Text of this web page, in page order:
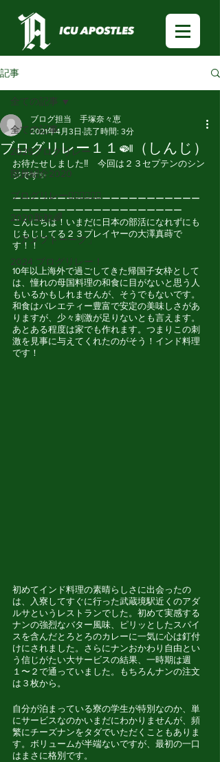
記事
全ての記事
2025ブログリレー
部員紹介2020
ブログリレー🏃🏻‍♂️🏃🏻‍♀️
2020新歓🌈
「アメフトーーク」
2024 ブログリレー！
全ての記事
ブログリレー１１🍛（しんじ）
ブログ担当 手塚奈々恵
2021年4月3日 読了時間: 3分
お待たせしました‼︎　今回は２３セプテンのシン
ジです✨
ーーーーーーーーーーーーーーーーーーーーー
ーーーーーーーーーーーーーーーーーーー
こんにちは！いまだに日本の部活になれずにも
じもじしてる２３プレイヤーの大澤真蒔で
す！！
10年以上海外で過ごしてきた帰国子女枠として
は、憧れの母国料理の和食に目がないと思う人
もいるかもしれませんが、そうでもないです。
和食はバレエティー豊富で安定の美味しさがあ
りますが、少々刺激が足りないとも言えます。
あとある程度は家でも作れます。つまりこの刺
激を見事に与えてくれたのがそう！インド料理
です！
初めてインド料理の素晴らしさに出会ったの
は、入寮してすぐに行った武蔵境駅近くのアダ
ルサというレストランでした。初めて実感する
ナンの強烈なバター風味、ピリッとしたスパイ
スを含んだとろとろのカレーに一気に心は釘付
けにされました。さらにナンおかわり自由とい
う信じがたい大サービスの結果、一時期は週
１〜２で通っていました。もちろんナンの注文
は３枚から。
自分が泊まっている寮の学生が特別なのか、単
にサービスなのかいまだにわかりませんが、頻
繁にチーズナンをタダでいただくこともありま
す。ボリュームが半端ないですが、最初の一口
はまさに格別です。